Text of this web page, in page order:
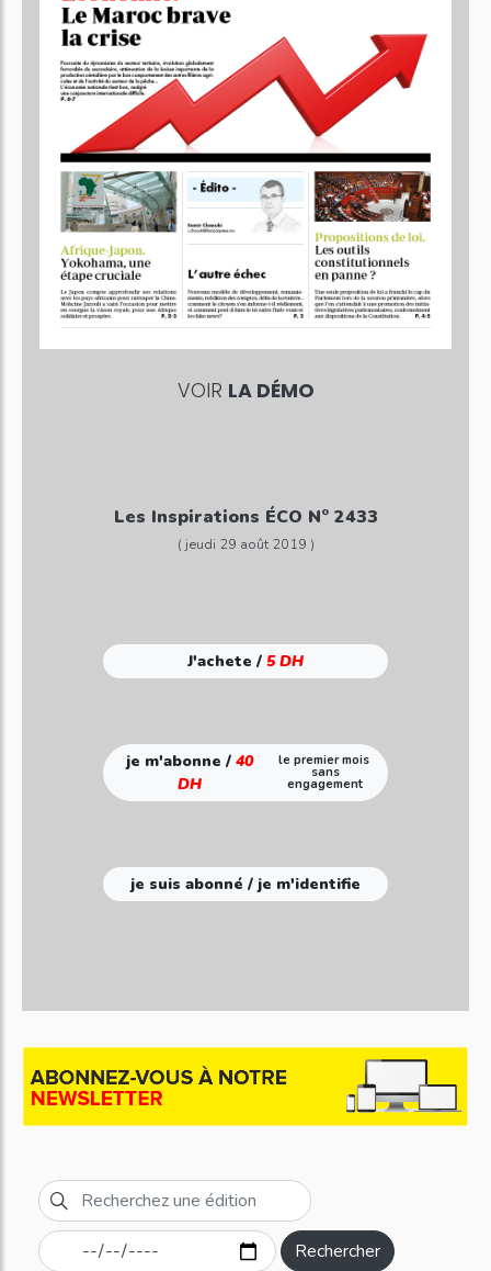
VOIR LA DÉMO
Les Inspirations ÉCO N° 2433
( jeudi 29 août 2019 )
J'achete / 5 DH
je m'abonne /40
DH
le premier mois
sans
engagement
je suis abonné / je m'identifie
Rechercher